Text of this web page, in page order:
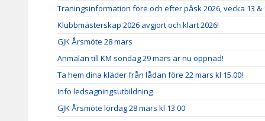
Träningsinformation före och efter påsk 2026, vecka 13 &
Klubbmästerskap 2026 avgjort och klart 2026!
GJK Årsmöte 28 mars
Anmälan till KM söndag 29 mars är nu öppnad!
Ta hem dina kläder från lådan före 22 mars kl 15.00!
Info ledsagningsutbildning
GJK Årsmöte lördag 28 mars kl 13.00